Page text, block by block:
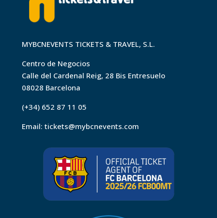
MYBCNEVENTS TICKETS & TRAVEL, S.L.
Centro de Negocios
Calle del Cardenal Reig, 28 Bis Entresuelo
08028 Barcelona
(+34) 652 87 11 05
Email: tickets@mybcnevents.com